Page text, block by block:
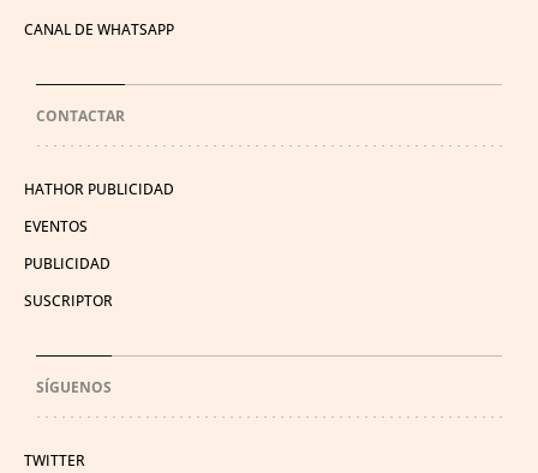
CANAL DE WHATSAPP
CONTACTAR
HATHOR PUBLICIDAD
EVENTOS
PUBLICIDAD
SUSCRIPTOR
SÍGUENOS
TWITTER